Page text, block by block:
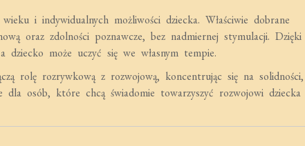
i indywidualnych możliwości dziecka. Właściwie dobrane
oraz zdolności poznawcze, bez nadmiernej stymulacji. Dzięki
może uczyć się we własnym tempie.
rolę rozrywkową z rozwojową, koncentrując się na solidności,
osób, które chcą świadomie towarzyszyć rozwojowi dziecka